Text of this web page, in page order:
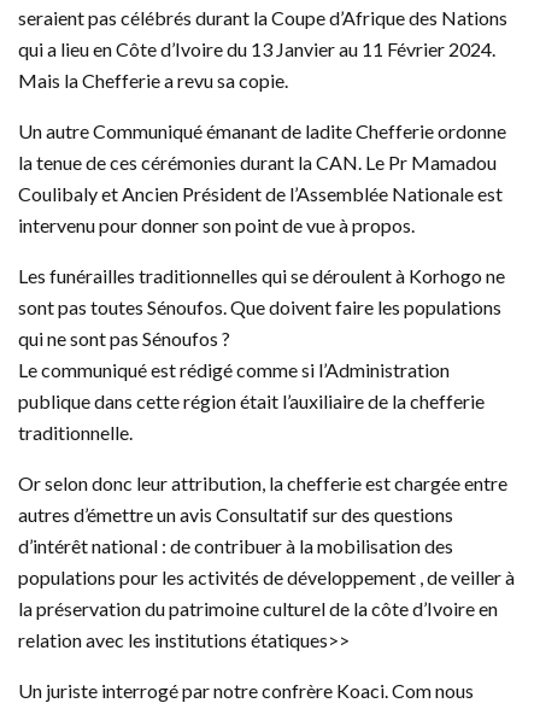
seraient pas célébrés durant la Coupe d’Afrique des Nations
qui a lieu en Côte d’Ivoire du 13 Janvier au 11 Février 2024.
Mais la Chefferie a revu sa copie.
Un autre Communiqué émanant de ladite Chefferie ordonne
la tenue de ces cérémonies durant la CAN. Le Pr Mamadou
Coulibaly et Ancien Président de l’Assemblée Nationale est
intervenu pour donner son point de vue à propos.
Les funérailles traditionnelles qui se déroulent à Korhogo ne
sont pas toutes Sénoufos. Que doivent faire les populations
qui ne sont pas Sénoufos ?
Le communiqué est rédigé comme si l’Administration
publique dans cette région était l’auxiliaire de la chefferie
traditionnelle.
Or selon donc leur attribution, la chefferie est chargée entre
autres d’émettre un avis Consultatif sur des questions
d’intérêt national : de contribuer à la mobilisation des
populations pour les activités de développement , de veiller à
la préservation du patrimoine culturel de la côte d’Ivoire en
relation avec les institutions étatiques>>
Un juriste interrogé par notre confrère Koaci. Com nous